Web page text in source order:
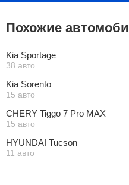
Похожие
Kia Sportage
38 авто
Kia Sorento
15 авто
CHERY Tiggo 7 Pro MAX
15 авто
HYUNDAI Tucson
11 авто